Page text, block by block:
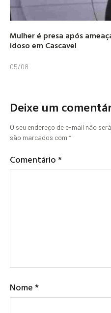
Mulher é presa após
idoso em Cascavel
05/08
Deixe um
O seu endereço de e-mail não
são marcados com *
Comentário*
Nome*